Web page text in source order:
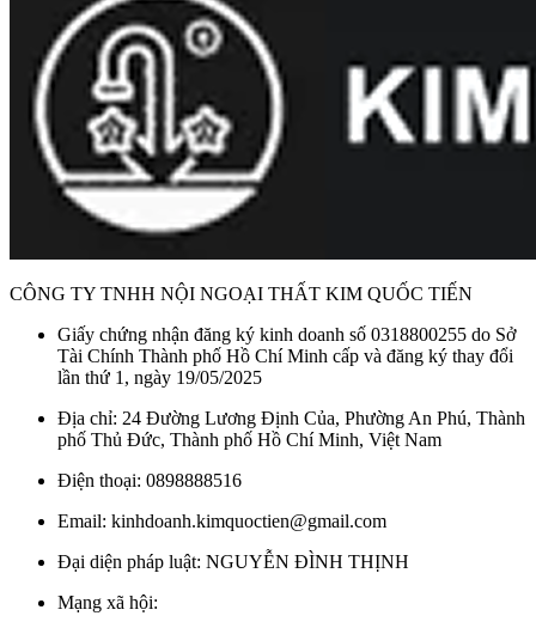
CÔNG TY TNHH NỘI NGOẠI THẤT KIM QUỐC TIẾN
Giấy chứng nhận đăng ký kinh doanh số 0318800255 do Sở
Tài Chính Thành phố Hồ Chí Minh cấp và đăng ký thay đổi
lần thứ 1, ngày 19/05/2025
Địa chỉ: 24 Đường Lương Định Của, Phường An Phú, Thành
phố Thủ Đức, Thành phố Hồ Chí Minh, Việt Nam
Điện thoại: 0898888516
Email: kinhdoanh.kimquoctien@gmail.com
Đại diện pháp luật: NGUYỄN ĐÌNH THỊNH
Mạng xã hội: